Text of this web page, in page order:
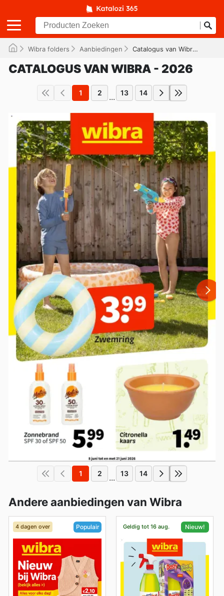
Wibra folders Aanbiedingen Catalogus van Wibra - 2026
CATALOGUS VAN WIBRA - 2026
1 2 ... 13 14
1 2 ... 13 14
Andere aanbiedingen van Wibra
4 dagen over Populair Geldig tot 16 aug. Nieuw!